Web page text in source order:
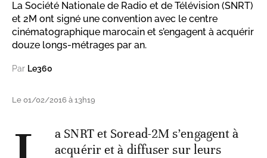
La Société Nationale de Radio et de Télévision (SNRT)
et 2M ont signé une convention avec le centre
cinématographique marocain et s’engagent à acquérir
douze longs-métrages par an.
Par Le360
Le 01/02/2016 à 13h19
a SNRT et Soread-2M s’engagent à
acquérir et à diffuser sur leurs